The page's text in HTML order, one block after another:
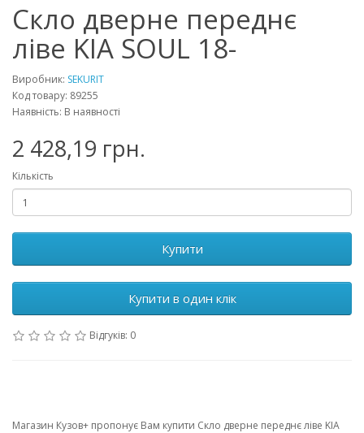
Скло дверне переднє
ліве KIA SOUL 18-
Виробник: SEKURIT
Код товару: 89255
Наявність: В наявності
2 428,19 грн.
Кількість
Купити
Купити в один клік
Відгуків: 0
Магазин Кузов+ пропонує Вам купити Скло дверне переднє ліве KIA